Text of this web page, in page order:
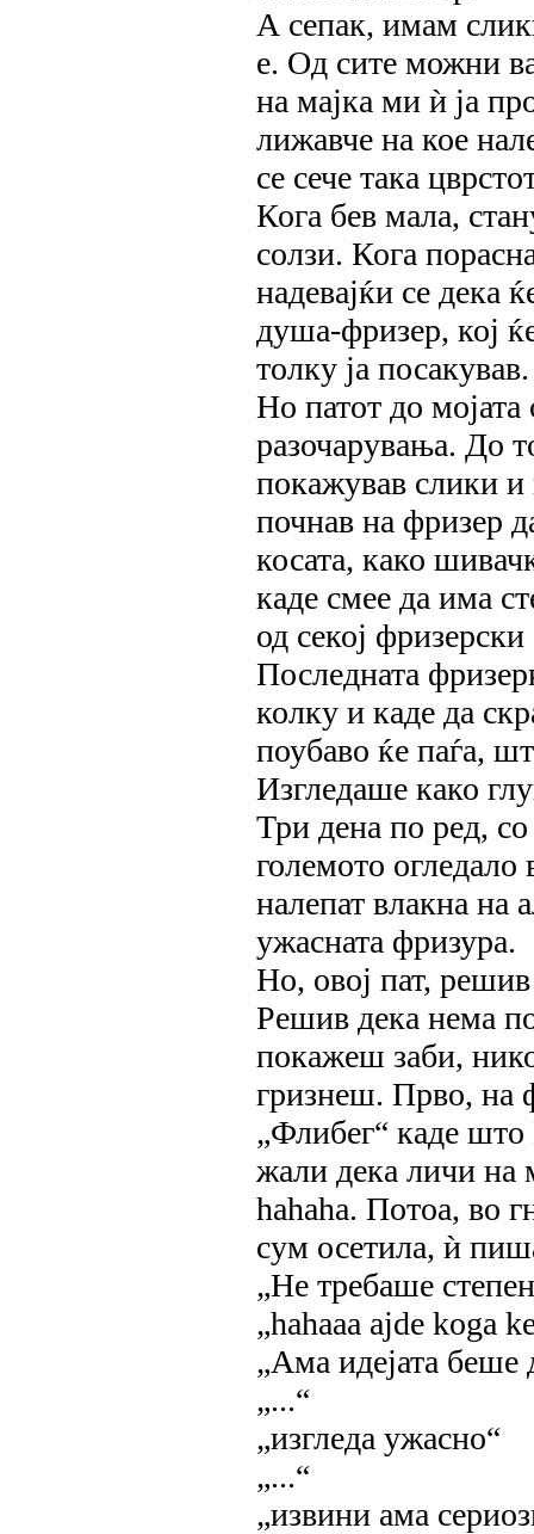
А сепак, имам
е. Од сите можни
на мајка ми ѝ ја
лижавче на кое
се сече така
Кога бев мала,
солзи. Кога
надевајќи се дека
душа-фризер, кој
толку ја посакував.
Но патот до
разочарувања. До
покажував слики
почнав на фризер
косата, како
каде смее да има
од секој
Последната
колку и каде да
поубаво ќе паѓа,
Изгледаше како
Три дена по ред,
големото огледало
налепат влакна на
ужасната фризура.
Но, овој пат, решив
Решив дека нема
покажеш заби,
гризнеш. Прво, на
„Флибег“ каде
жали дека личи на
hahaha. Потоа, во
сум осетила, ѝ
„Не требаше
„hahaаа ajde koga
„Ама идејата беше
„...“
„изгледа ужасно“
„...“
„извини ама